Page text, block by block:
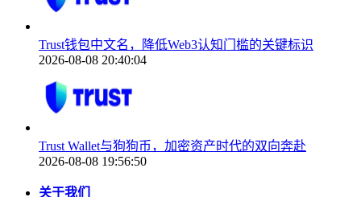
Trust钱包中文名，降低Web3认知门槛的关键标识
2026-08-08 20:40:04
Trust Wallet与狗狗币，加密资产时代的双向奔赴
2026-08-08 19:56:50
关于我们